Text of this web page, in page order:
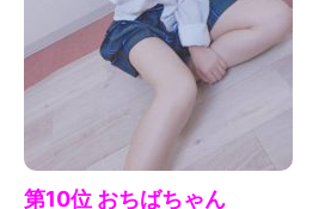
第10位 おちばちゃん